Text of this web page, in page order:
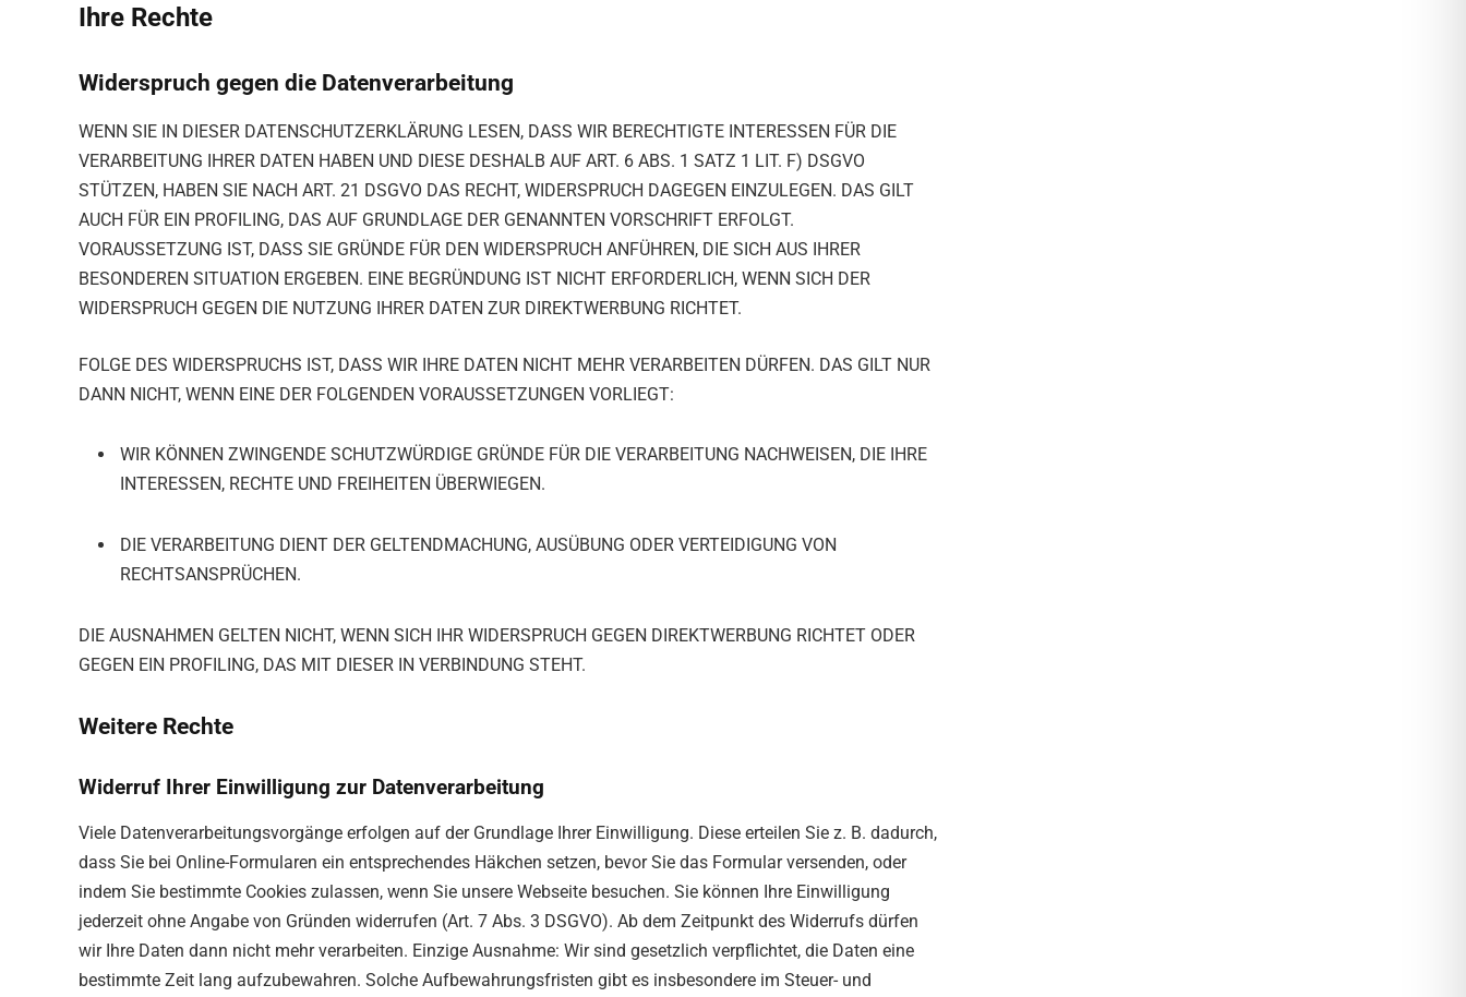
Ihre Rechte
Widerspruch gegen die Datenverarbeitung
WENN SIE IN DIESER DATENSCHUTZERKLÄRUNG LESEN, DASS WIR BERECHTIGTE INTERESSEN FÜR DIE
VERARBEITUNG IHRER DATEN HABEN UND DIESE DESHALB AUF ART. 6 ABS. 1 SATZ 1 LIT. F) DSGVO
STÜTZEN, HABEN SIE NACH ART. 21 DSGVO DAS RECHT, WIDERSPRUCH DAGEGEN EINZULEGEN. DAS GILT
AUCH FÜR EIN PROFILING, DAS AUF GRUNDLAGE DER GENANNTEN VORSCHRIFT ERFOLGT.
VORAUSSETZUNG IST, DASS SIE GRÜNDE FÜR DEN WIDERSPRUCH ANFÜHREN, DIE SICH AUS IHRER
BESONDEREN SITUATION ERGEBEN. EINE BEGRÜNDUNG IST NICHT ERFORDERLICH, WENN SICH DER
WIDERSPRUCH GEGEN DIE NUTZUNG IHRER DATEN ZUR DIREKTWERBUNG RICHTET.
FOLGE DES WIDERSPRUCHS IST, DASS WIR IHRE DATEN NICHT MEHR VERARBEITEN DÜRFEN. DAS GILT NUR
DANN NICHT, WENN EINE DER FOLGENDEN VORAUSSETZUNGEN VORLIEGT:
WIR KÖNNEN ZWINGENDE SCHUTZWÜRDIGE GRÜNDE FÜR DIE VERARBEITUNG NACHWEISEN, DIE IHRE
INTERESSEN, RECHTE UND FREIHEITEN ÜBERWIEGEN.
DIE VERARBEITUNG DIENT DER GELTENDMACHUNG, AUSÜBUNG ODER VERTEIDIGUNG VON
RECHTSANSPRÜCHEN.
DIE AUSNAHMEN GELTEN NICHT, WENN SICH IHR WIDERSPRUCH GEGEN DIREKTWERBUNG RICHTET ODER
GEGEN EIN PROFILING, DAS MIT DIESER IN VERBINDUNG STEHT.
Weitere Rechte
Widerruf Ihrer Einwilligung zur Datenverarbeitung
Viele Datenverarbeitungsvorgänge erfolgen auf der Grundlage Ihrer Einwilligung. Diese erteilen Sie z. B. dadurch,
dass Sie bei Online-Formularen ein entsprechendes Häkchen setzen, bevor Sie das Formular versenden, oder
indem Sie bestimmte Cookies zulassen, wenn Sie unsere Webseite besuchen. Sie können Ihre Einwilligung
jederzeit ohne Angabe von Gründen widerrufen (Art. 7 Abs. 3 DSGVO). Ab dem Zeitpunkt des Widerrufs dürfen
wir Ihre Daten dann nicht mehr verarbeiten. Einzige Ausnahme: Wir sind gesetzlich verpflichtet, die Daten eine
bestimmte Zeit lang aufzubewahren. Solche Aufbewahrungsfristen gibt es insbesondere im Steuer- und